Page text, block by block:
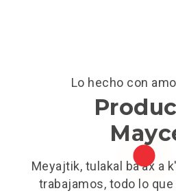
Lo hecho con
Meyajtik, tulakal ba'ax a
trabajamos, todo lo